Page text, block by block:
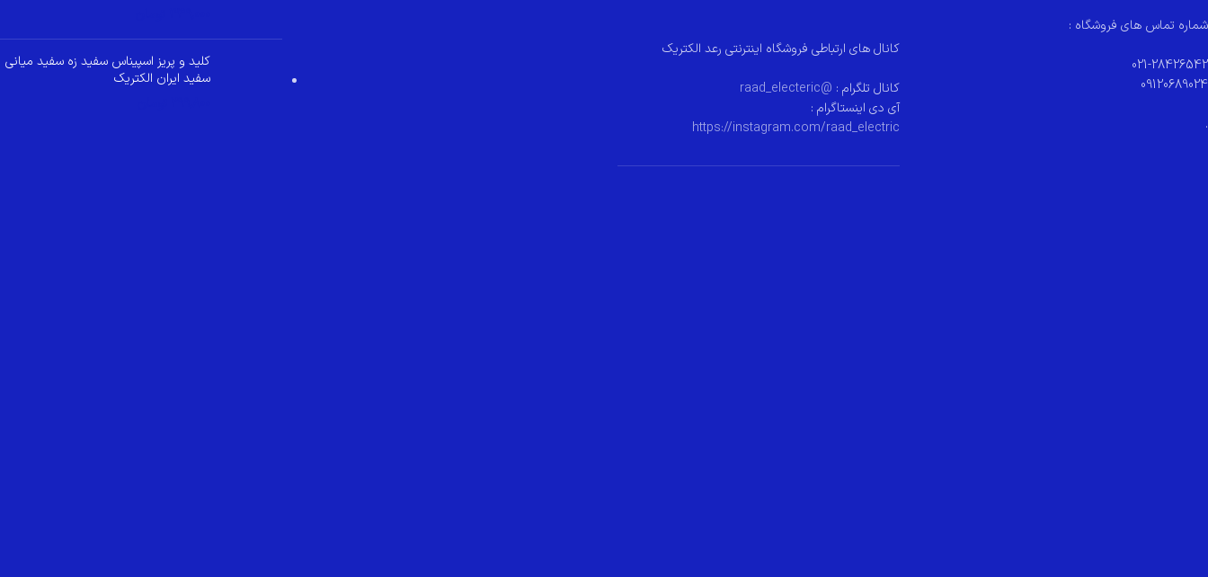
شماره تماس های فروشگاه :
021-28426542
09120689024
.
کانال های ارتباطی فروشگاه اینترنتی رعد الکتریک
کانال تلگرام : @raad_electeric
آی دی اینستاگرام :
https://instagram.com/raad_electric
کلید و پریز اسپیناس سفید زه سفید میانی
سفید ایران الکتریک